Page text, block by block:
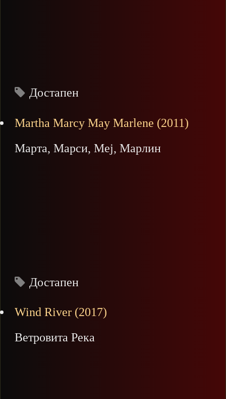
Достапен
Martha Marcy May Marlene (2011)
Марта, Марси, Меј, Марлин
Достапен
Wind River (2017)
Ветровита Река